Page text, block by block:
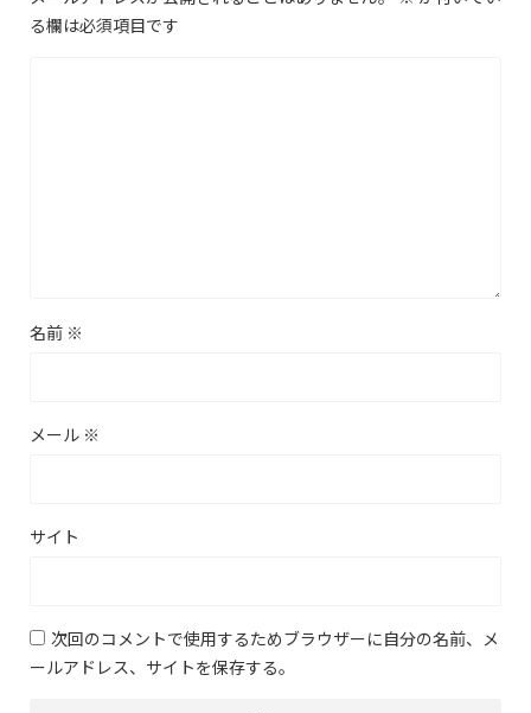
る欄は必須項目です
名前 ※
メール ※
サイト
次回のコメントで使用するためブラウザーに自分の名前、メ
ールアドレス、サイトを保存する。